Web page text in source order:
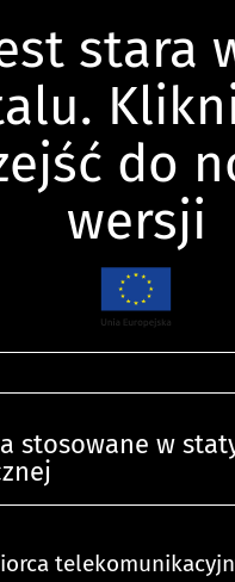
stara
do
wersji
stosowane w